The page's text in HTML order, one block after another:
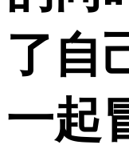
了自
一起